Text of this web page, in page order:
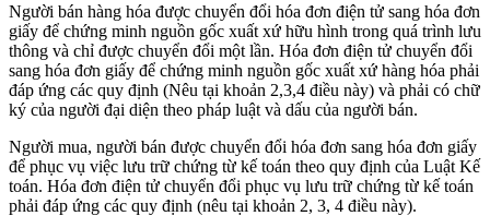
Người bán hàng hóa được chuyển đổi hóa đơn điện tử sang hóa đơn
giấy để chứng minh nguồn gốc xuất xứ hữu hình trong quá trình lưu
thông và chỉ được chuyển đổi một lần. Hóa đơn điện tử chuyển đổi
sang hóa đơn giấy để chứng minh nguồn gốc xuất xứ hàng hóa phải
đáp ứng các quy định (Nêu tại khoản 2,3,4 điều này) và phải có chữ
ký của người đại diện theo pháp luật và dấu của người bán.
Người mua, người bán được chuyển đổi hóa đơn sang hóa đơn giấy
để phục vụ việc lưu trữ chứng từ kế toán theo quy định của Luật Kế
toán. Hóa đơn điện tử chuyển đổi phục vụ lưu trữ chứng từ kế toán
phải đáp ứng các quy định (nêu tại khoản 2, 3, 4 điều này).